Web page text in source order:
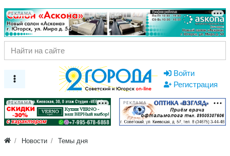
РЕКЛАМА
Войти
Регистрация
РЕКЛАМА РЕКЛАМА
Новости Темы дня